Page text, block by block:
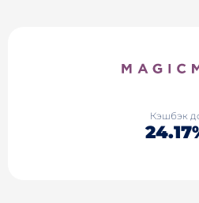
Кэшбэк